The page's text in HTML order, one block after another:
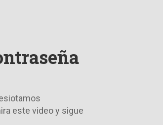
este video y sigue